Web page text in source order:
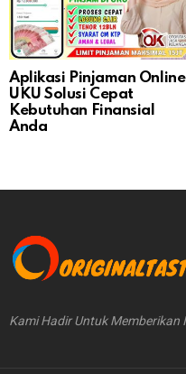
Aplikasi Pinjaman Online
UKU Solusi Cepat
Kebutuhan Finansial
Anda
Kami Hadir Untuk Memberikan